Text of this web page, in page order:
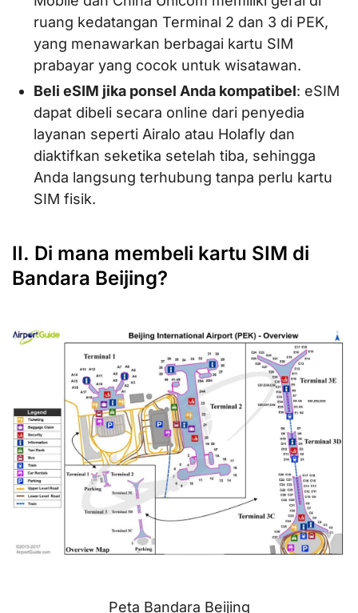
ruang kedatangan Terminal 2 dan 3 di PEK,
yang menawarkan berbagai kartu SIM
prabayar yang cocok untuk wisatawan.
Beli eSIM jika ponsel Anda kompatibel: eSIM
dapat dibeli secara online dari penyedia
layanan seperti Airalo atau Holafly dan
diaktifkan seketika setelah tiba, sehingga
Anda langsung terhubung tanpa perlu kartu
SIM fisik.
II. Di mana membeli kartu SIM di
Bandara Beijing?
Peta Bandara Beijing